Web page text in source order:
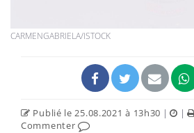
CARMENGABRIELA/ISTOCK
Publié le 25.08.2021 à 13h30 | |
Commenter